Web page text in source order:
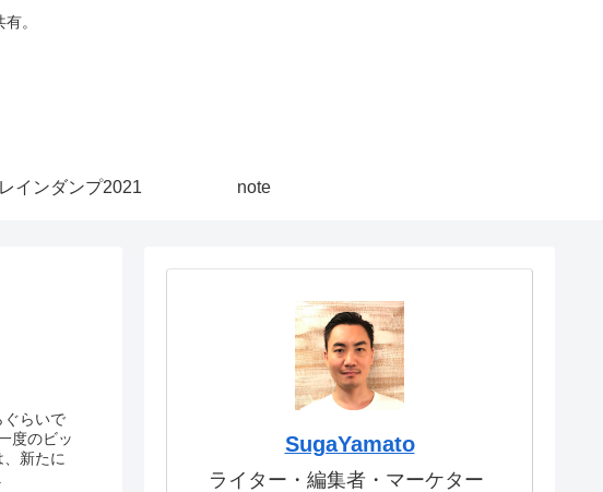
。
インダンプ2021 note
ぐらいで
度のビッ
新たに
SugaYamato
ライター・編集者・マーケター